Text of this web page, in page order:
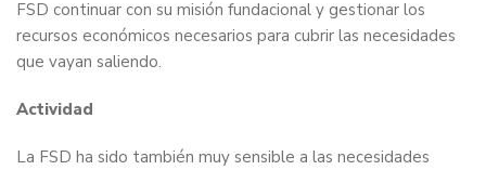
FSD continuar con su misión fundacional y gestionar los
recursos económicos necesarios para cubrir las necesidades
que vayan saliendo.
Actividad
La FSD ha sido también muy sensible a las necesidades